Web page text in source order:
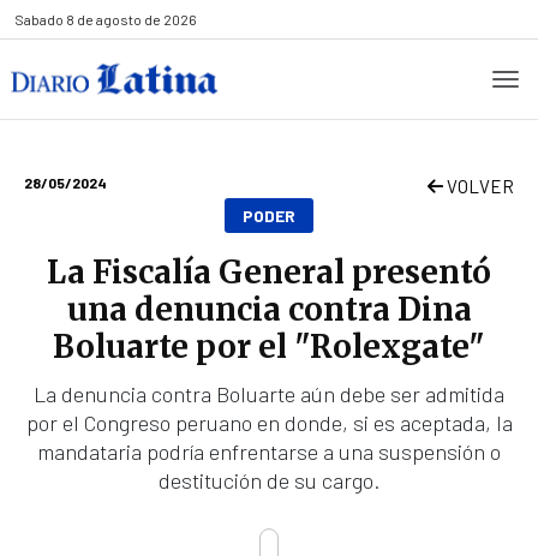
Sabado 8 de agosto de 2026
28/05/2024 VOLVER
PODER
La Fiscalía General presentó
una denuncia contra Dina
Boluarte por el "Rolexgate"
La denuncia contra Boluarte aún debe ser admitida
por el Congreso peruano en donde, si es aceptada, la
mandataria podría enfrentarse a una suspensión o
destitución de su cargo.